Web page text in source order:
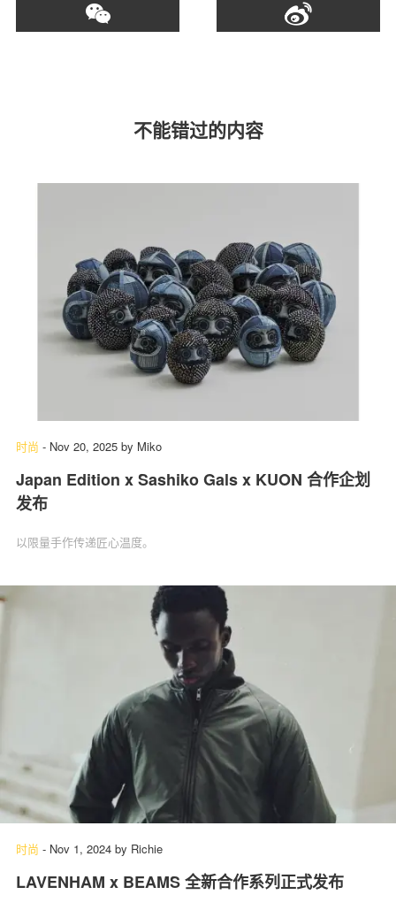
不能错过的内容
时尚 - Nov 20, 2025 by Miko
Japan Edition x Sashiko Gals x KUON 合作企划
发布
以限量手作传递匠心温度。
时尚 - Nov 1, 2024 by Richie
LAVENHAM x BEAMS 全新合作系列正式发布